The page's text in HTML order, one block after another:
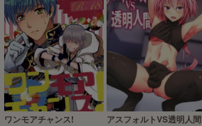
ワンモアチャンス! アスフォルトVS透明人間